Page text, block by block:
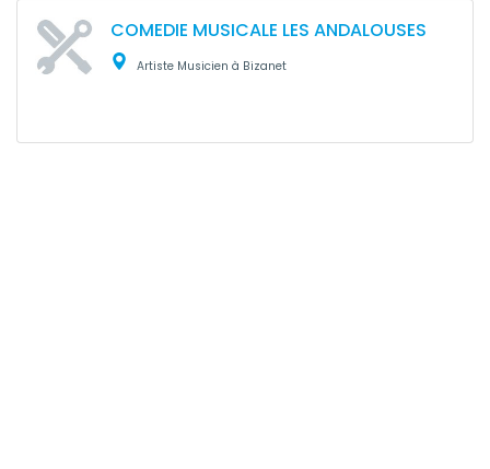
COMEDIE MUSICALE LES ANDALOUSES
Artiste Musicien à Bizanet